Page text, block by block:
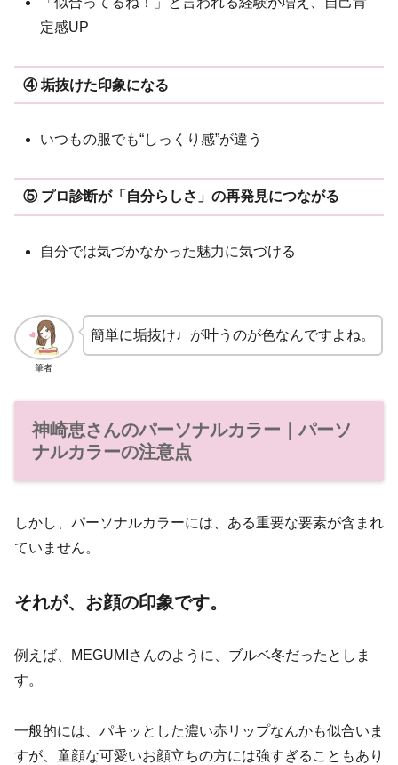
定感UP
④ 垢抜けた印象になる
いつもの服でも“しっくり感”が違う
⑤ プロ診断が「自分らしさ」の再発見につながる
自分では気づかなかった魅力に気づける
筆者
簡単に垢抜け♩が叶うのが色なんですよね。
神崎恵さんのパーソナルカラー｜パーソ
ナルカラーの注意点
しかし、パーソナルカラーには、ある重要な要素が含まれ
ていません。
それが、お顔の印象です。
例えば、MEGUMIさんのように、ブルベ冬だったとしま
す。
一般的には、パキッとした濃い赤リップなんかも似合いま
すが、童顔な可愛いお顔立ちの方には強すぎることもあり